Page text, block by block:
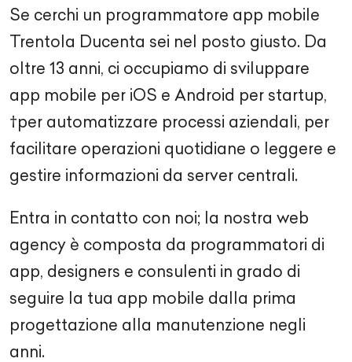
Se cerchi un programmatore app mobile
Trentola Ducenta sei nel posto giusto. Da
oltre 13 anni, ci occupiamo di sviluppare
app mobile per iOS e Android per startup,
†per automatizzare processi aziendali, per
facilitare operazioni quotidiane o leggere e
gestire informazioni da server centrali.
Entra in contatto con noi; la nostra web
agency è composta da programmatori di
app, designers e consulenti in grado di
seguire la tua app mobile dalla prima
progettazione alla manutenzione negli
anni.